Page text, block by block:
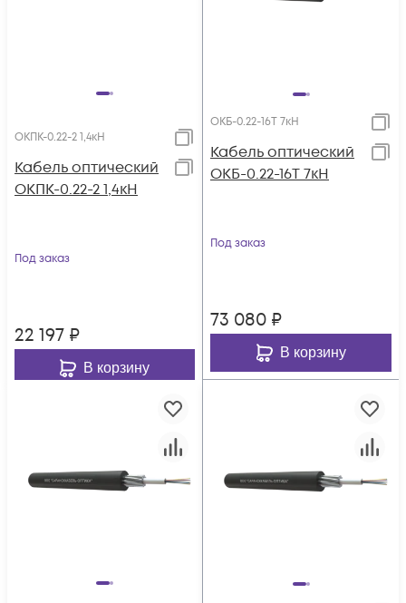
ОКПК-0.22-2 1,4кН
Кабель оптический
ОКПК-0.22-2 1,4кН
Под заказ
22 197 ₽
В корзину
ОКБ-0.22-16Т 7кН
Кабель оптический
ОКБ-0.22-16Т 7кН
Под заказ
73 080 ₽
В корзину